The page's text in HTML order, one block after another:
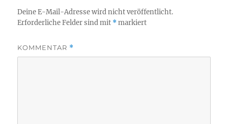
Deine E-Mail-Adresse wird nicht veröffentlicht.
Erforderliche Felder sind mit *markiert
KOMMENTAR *